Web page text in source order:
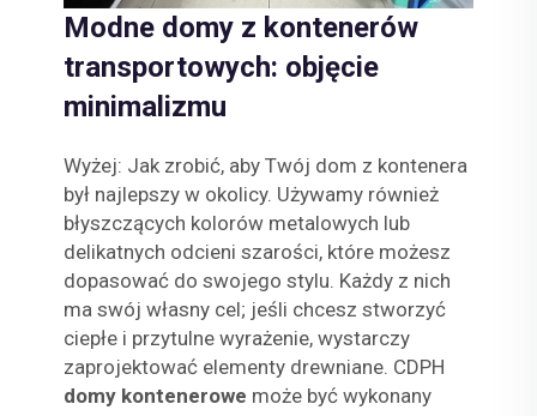
Modne domy z kontenerów
transportowych: objęcie
minimalizmu
Wyżej: Jak zrobić, aby Twój dom z kontenera
był najlepszy w okolicy. Używamy również
błyszczących kolorów metalowych lub
delikatnych odcieni szarości, które możesz
dopasować do swojego stylu. Każdy z nich
ma swój własny cel; jeśli chcesz stworzyć
ciepłe i przytulne wyrażenie, wystarczy
zaprojektować elementy drewniane. CDPH
domy kontenerowe może być wykonany